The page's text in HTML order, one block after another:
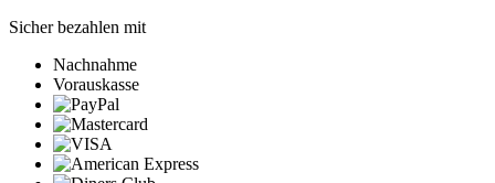
Sicher bezahlen mit
Nachnahme
Vorauskasse